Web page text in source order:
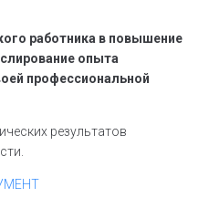
работника в повышение
опыта
профессиональной
результатов